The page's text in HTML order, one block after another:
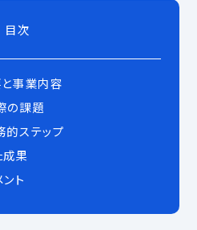
目次
事業内容
の課題
的ステップ
成果
ト